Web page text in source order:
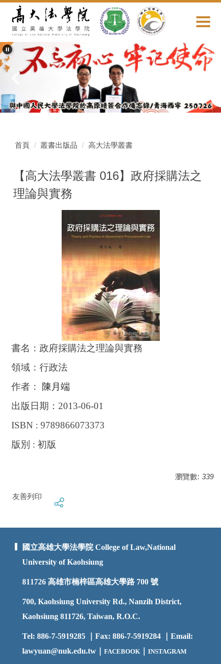
要
內
容
區
首頁 叢書出版品 高大法學叢書
【高大法學叢書 016】政府採購法之
理論與實務
書名：政府採購法之理論與實務
領域：行政法
作者：
陳月端
出版日期：2013-06-01
ISBN : 9789866073373
版別 : 初版
瀏覽數: 339
友善列印
國立高雄大學法學院 College of Law,National
University of Kaohsiung
811726 高雄市楠梓區高雄大學路 700 號
700, Kaohsiung University Rd., Nanzih District,
Kaohsiung 811726, Taiwan, R.O.C.
Tel: 886-7-5919285 ｜Fax: 886-7-5919284 ｜Email:
lawyuan@nuk.edu.tw｜ FACEBOOK INSTAGRAM